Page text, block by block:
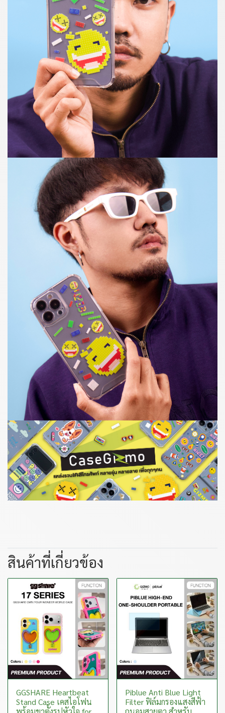
สินค้าที่เกี่ยวข้อง
GGSHARE Heartbeat
Stand Case เคสไอโฟน
Piblue Anti Blue Light
Filter ฟิล์มกรองแสงสีฟ้า